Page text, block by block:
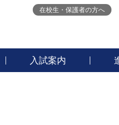
入試案内
在校生・保護者の方へ